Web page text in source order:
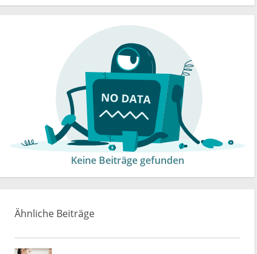
Keine Beiträge gefunden
Ähnliche Beiträge